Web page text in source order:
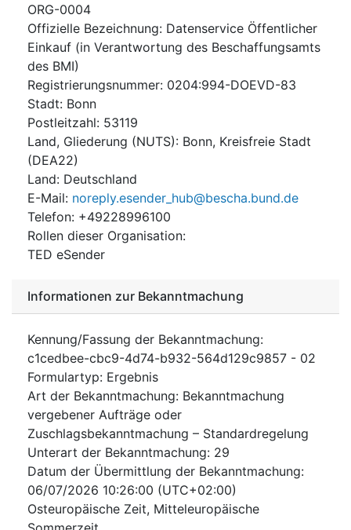
ORG-0004
Offizielle Bezeichnung: Datenservice Öffentlicher
Einkauf (in Verantwortung des Beschaffungsamts
des BMI)
Registrierungsnummer: 0204:994-DOEVD-83
Stadt: Bonn
Postleitzahl: 53119
Land, Gliederung (NUTS): Bonn, Kreisfreie Stadt
(DEA22)
Land: Deutschland
E-Mail: noreply.esender_hub@bescha.bund.de
Telefon: +49228996100
Rollen dieser Organisation:
TED eSender
Informationen zur Bekanntmachung
Kennung/Fassung der Bekanntmachung:
c1cedbee-cbc9-4d74-b932-564d129c9857 - 02
Formulartyp: Ergebnis
Art der Bekanntmachung: Bekanntmachung
vergebener Aufträge oder
Zuschlagsbekanntmachung – Standardregelung
Unterart der Bekanntmachung: 29
Datum der Übermittlung der Bekanntmachung:
06/07/2026 10:26:00 (UTC+02:00)
Osteuropäische Zeit, Mitteleuropäische